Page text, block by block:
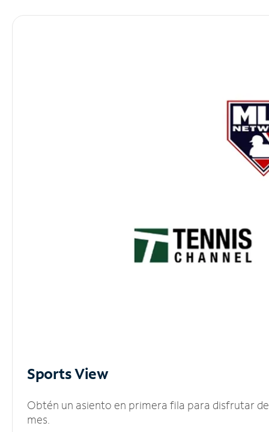
Sports View
Obtén un asiento en primera fila para disfrutar
mes.